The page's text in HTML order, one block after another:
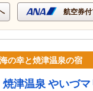
航空券
の幸と焼津温泉の宿
焼津温泉 やいづ